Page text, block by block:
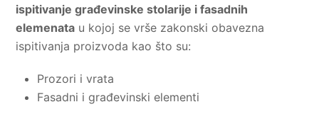
ispitivanje građevinske stolarije i fasadnih
elemenata u kojoj se vrše zakonski obavezna
ispitivanja proizvoda kao što su:
Prozori i vrata
Fasadni i građevinski elementi